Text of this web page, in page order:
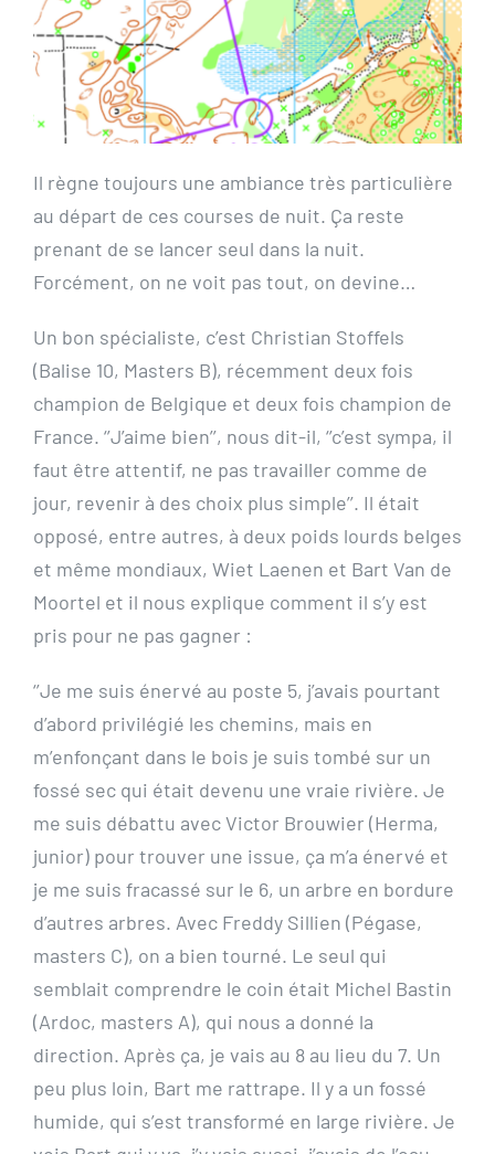
Il règne toujours une ambiance très particulière
au départ de ces courses de nuit. Ça reste
prenant de se lancer seul dans la nuit.
Forcément, on ne voit pas tout, on devine…
Un bon spécialiste, c’est Christian Stoffels
(Balise 10, Masters B), récemment deux fois
champion de Belgique et deux fois champion de
France. ‘’J’aime bien’’, nous dit-il, ‘’c’est sympa, il
faut être attentif, ne pas travailler comme de
jour, revenir à des choix plus simple’’. Il était
opposé, entre autres, à deux poids lourds belges
et même mondiaux, Wiet Laenen et Bart Van de
Moortel et il nous explique comment il s’y est
pris pour ne pas gagner :
‘’Je me suis énervé au poste 5, j’avais pourtant
d’abord privilégié les chemins, mais en
m’enfonçant dans le bois je suis tombé sur un
fossé sec qui était devenu une vraie rivière. Je
me suis débattu avec Victor Brouwier (Herma,
junior) pour trouver une issue, ça m’a énervé et
je me suis fracassé sur le 6, un arbre en bordure
d’autres arbres. Avec Freddy Sillien (Pégase,
masters C), on a bien tourné. Le seul qui
semblait comprendre le coin était Michel Bastin
(Ardoc, masters A), qui nous a donné la
direction. Après ça, je vais au 8 au lieu du 7. Un
peu plus loin, Bart me rattrape. Il y a un fossé
humide, qui s’est transformé en large rivière. Je